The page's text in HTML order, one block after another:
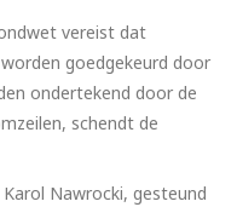
vereist dat
goedgekeurd door
ondertekend door de
schendt de
Nawrocki, gesteund